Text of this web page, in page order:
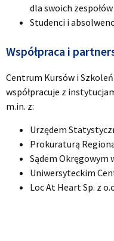
dla swoich zespołów
Studenci i
Współpraca i
Centrum Kursów i
współpracuje z
m.in. z:
Urzędem
Prokuraturą
Sądem Okręgowym
Uniwersyteckim
Loc At Heart Sp. z